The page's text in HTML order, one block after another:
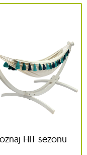
HIT sezonu